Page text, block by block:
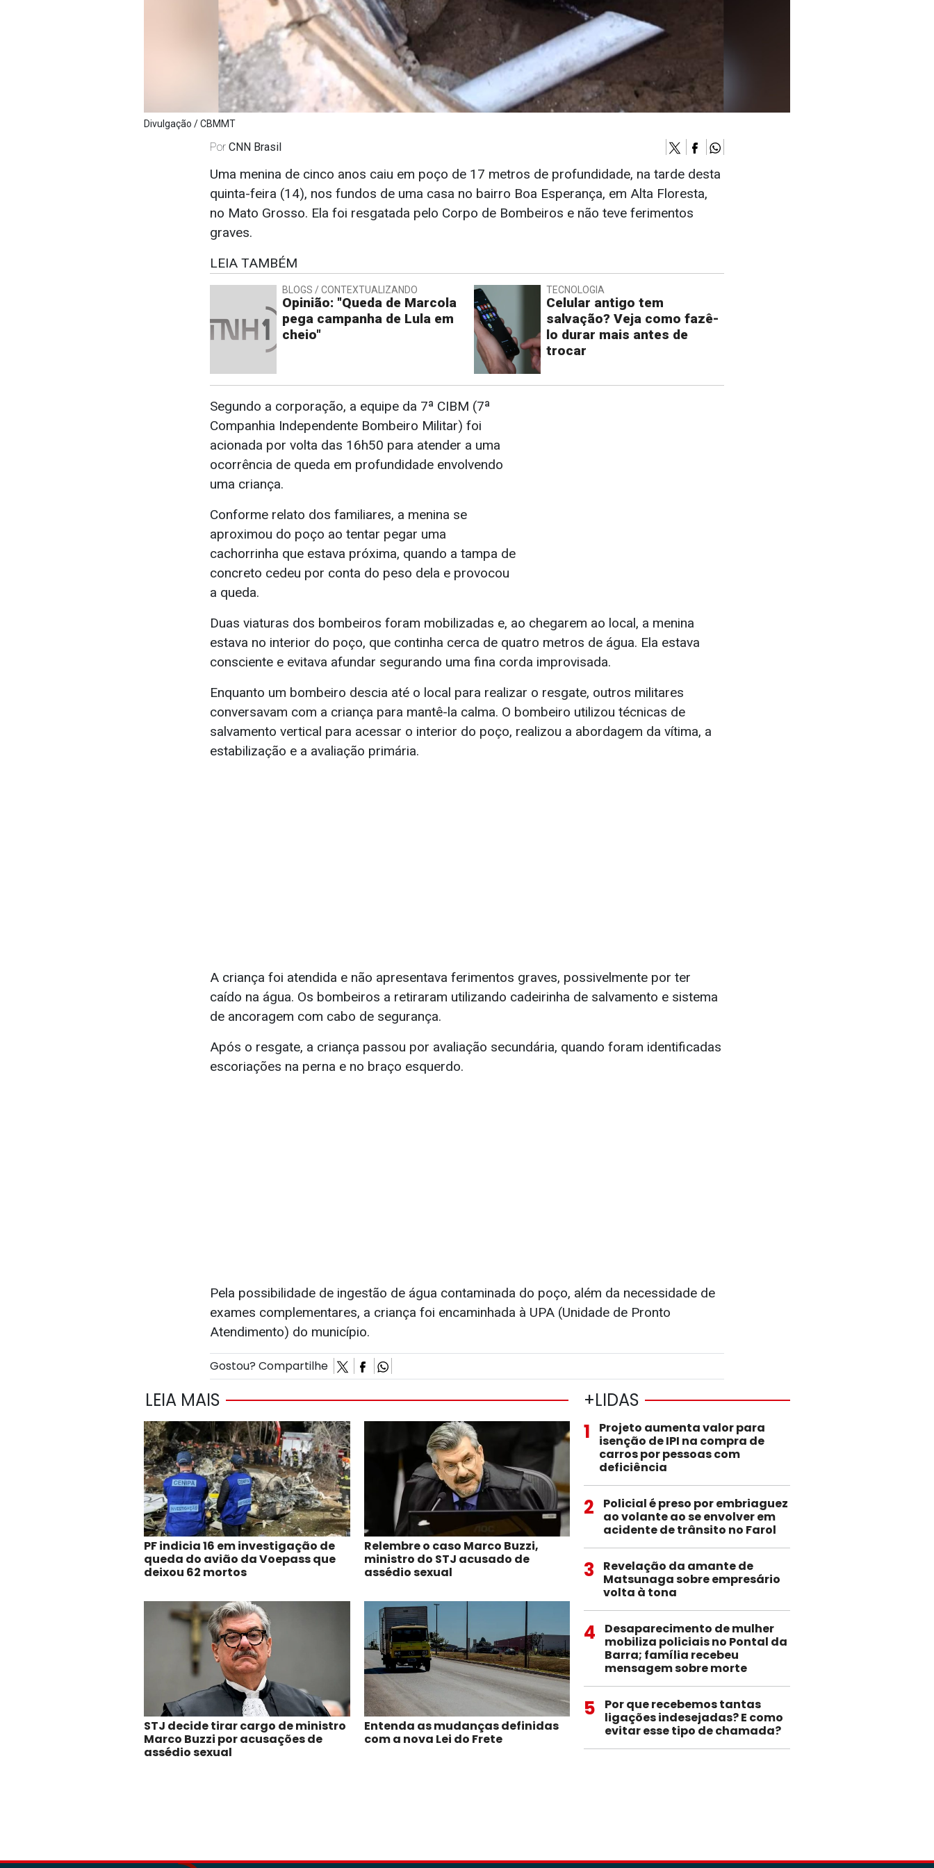
Divulgação / CBMMT
Por CNN Brasil
Uma menina de cinco anos caiu em poço de 17 metros de profundidade, na tarde desta
quinta-feira (14), nos fundos de uma casa no bairro Boa Esperança, em Alta Floresta,
no Mato Grosso. Ela foi resgatada pelo Corpo de Bombeiros e não teve ferimentos
graves.
LEIA TAMBÉM
BLOGS / CONTEXTUALIZANDO
Opinião: "Queda de Marcola
pega campanha de Lula em
cheio"
TECNOLOGIA
Celular antigo tem
salvação? Veja como fazê-
lo durar mais antes de
trocar
Segundo a corporação, a equipe da 7ª CIBM (7ª
Companhia Independente Bombeiro Militar) foi
acionada por volta das 16h50 para atender a uma
ocorrência de queda em profundidade envolvendo
uma criança.
Conforme relato dos familiares, a menina se
aproximou do poço ao tentar pegar uma
cachorrinha que estava próxima, quando a tampa de
concreto cedeu por conta do peso dela e provocou
a queda.
Duas viaturas dos bombeiros foram mobilizadas e, ao chegarem ao local, a menina
estava no interior do poço, que continha cerca de quatro metros de água. Ela estava
consciente e evitava afundar segurando uma fina corda improvisada.
Enquanto um bombeiro descia até o local para realizar o resgate, outros militares
conversavam com a criança para mantê-la calma. O bombeiro utilizou técnicas de
salvamento vertical para acessar o interior do poço, realizou a abordagem da vítima, a
estabilização e a avaliação primária.
A criança foi atendida e não apresentava ferimentos graves, possivelmente por ter
caído na água. Os bombeiros a retiraram utilizando cadeirinha de salvamento e sistema
de ancoragem com cabo de segurança.
Após o resgate, a criança passou por avaliação secundária, quando foram identificadas
escoriações na perna e no braço esquerdo.
Pela possibilidade de ingestão de água contaminada do poço, além da necessidade de
exames complementares, a criança foi encaminhada à UPA (Unidade de Pronto
Atendimento) do município.
Gostou? Compartilhe
LEIA MAIS
PF indicia 16 em investigação de
queda do avião da Voepass que
deixou 62 mortos
Relembre o caso Marco Buzzi,
ministro do STJ acusado de
assédio sexual
STJ decide tirar cargo de ministro
Marco Buzzi por acusações de
assédio sexual
Entenda as mudanças definidas
com a nova Lei do Frete
+LIDAS
1
Projeto aumenta valor para
isenção de IPI na compra de
carros por pessoas com
deficiência
2
Policial é preso por embriaguez
ao volante ao se envolver em
acidente de trânsito no Farol
3
Revelação da amante de
Matsunaga sobre empresário
volta à tona
4
Desaparecimento de mulher
mobiliza policiais no Pontal da
Barra; família recebeu
mensagem sobre morte
5
Por que recebemos tantas
ligações indesejadas? E como
evitar esse tipo de chamada?